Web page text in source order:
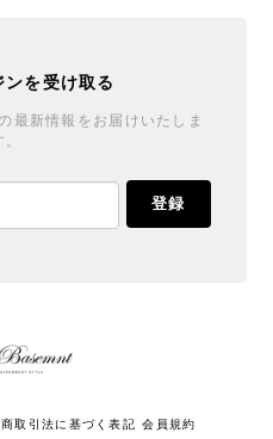
を受け取る
最新情報をお届けいたしま
登録
取引法に基づく表記 会員規約